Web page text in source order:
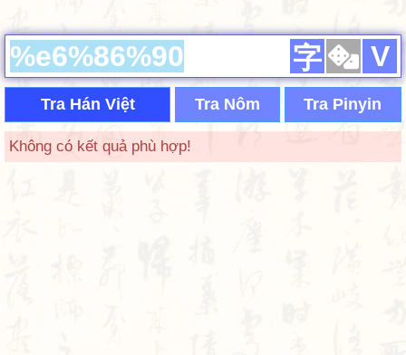
字 V
Tra Hán Việt Tra Nôm Tra Pinyin
Không có kết quả phù hợp!